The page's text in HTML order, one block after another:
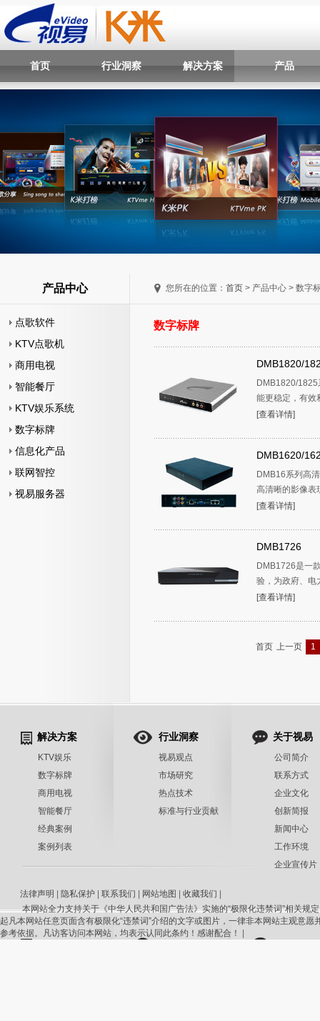
首页 行业洞察 解决方案 产品
产品中心
点歌软件
KTV点歌机
商用电视
智能餐厅
KTV娱乐系统
数字标牌
信息化产品
联网智控
视易服务器
您所在的位置： 首页 > 产品中心 > 数字
数字标牌
DMB1820/
DMB1820/
能更稳定，有效
[查看详情]
DMB1620/
DMB16系列高
高清晰的影像表
[查看详情]
DMB1726
DMB1726是一
验，为政府、电
[查看详情]
首页 上一页 1
解决方案
KTV娱乐
数字标牌
商用电视
智能餐厅
经典案例
案例列表
行业洞察
视易观点
市场研究
热点技术
标准与行业贡献
关于视易
公司简介
联系方式
企业文化
创新简报
新闻中心
工作环境
企业宣传片
法律声明 隐私保护 联系我们 网站地图 收藏我们
本网站全力支持关于《中华人民共和国广告法》实施的“极限化违禁词”相关规
起凡本网站任意页面含有极限化“违禁词”介绍的文字或图片，一律非本网站主观意
参考依据。凡访客访问本网站，均表示认同此条约！感谢配合！